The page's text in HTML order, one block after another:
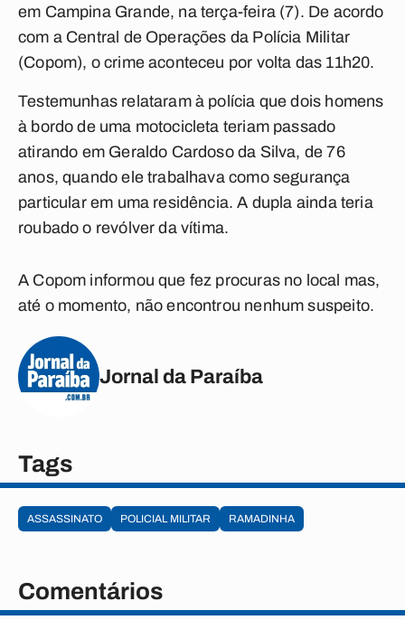
em Campina Grande, na terça-feira (7). De acordo
com a Central de Operações da Polícia Militar
(Copom), o crime aconteceu por volta das 11h20.
Testemunhas relataram à polícia que dois homens
à bordo de uma motocicleta teriam passado
atirando em Geraldo Cardoso da Silva, de 76
anos, quando ele trabalhava como segurança
particular em uma residência. A dupla ainda teria
roubado o revólver da vítima.
A Copom informou que fez procuras no local mas,
até o momento, não encontrou nenhum suspeito.
Jornal da Paraíba
Tags
ASSASSINATO POLICIAL MILITAR RAMADINHA
Comentários